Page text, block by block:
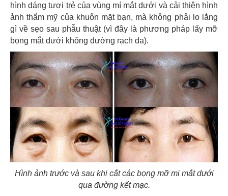
hình dáng tươi trẻ của vùng mí mắt dưới và cải thiện hình
ảnh thẩm mỹ của khuôn mặt bạn, mà không phải lo lắng
gì về sẹo sau phẫu thuật (vì đây là phương pháp lấy mỡ
bọng mắt dưới không đường rạch da).
Hình ảnh trước và sau khi cắt các bọng mỡ mi mắt dưới
qua đường kết mạc.